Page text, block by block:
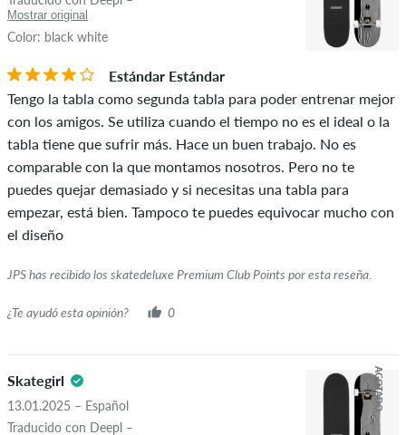
Mostrar original
Color: black white
Estándar Estándar
Tengo la tabla como segunda tabla para poder entrenar mejor
con los amigos. Se utiliza cuando el tiempo no es el ideal o la
tabla tiene que sufrir más. Hace un buen trabajo. No es
comparable con la que montamos nosotros. Pero no te
puedes quejar demasiado y si necesitas una tabla para
empezar, está bien. Tampoco te puedes equivocar mucho con
el diseño
JPS has recibido los skatedeluxe Premium Club Points por esta reseña.
¿Te ayudó esta opinión? 0
Skategirl
13.01.2025 – Español
Traducido con Deepl –
AGOTADO